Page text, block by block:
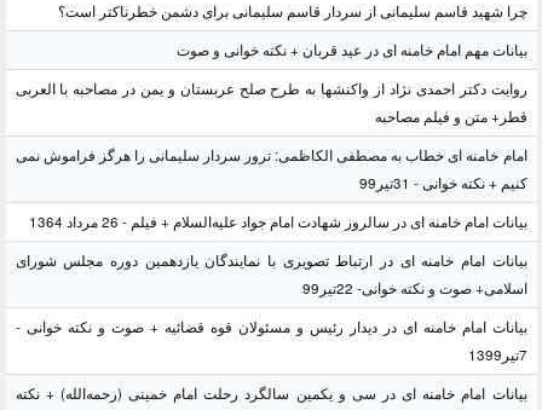
چرا شهید قاسم سلیمانی از سردار قاسم سلیمانی برای دشمن خطرناکتر است؟
بیانات مهم امام خامنه ای در عید قربان + نکته خوانی و صوت
روایت دکتر احمدی نژاد از واکنشها به طرح صلح عربستان و یمن در مصاحبه با العربی
قطر+ متن و فیلم مصاحبه
امام خامنه ای خطاب به مصطفی الکاظمی: ترور سردار سلیمانی را هرگز فراموش نمی
کنیم + نکته خوانی - 31تیر99
بیانات امام خامنه ای در سالروز شهادت امام جواد علیه‌السلام + فیلم - 26 مرداد 1364
بیانات امام خامنه ای در ارتباط تصویری با نمایندگان یازدهمین دوره مجلس شورای
اسلامی+ صوت و نکته خوانی- 22تیر99
بیانات امام خامنه ای در دیدار رئیس و مسئولان قوه قضائیه + صوت و نکته خوانی -
7تیر1399
بیانات امام خامنه ای در سی و یکمین سالگرد رحلت امام خمینی (رحمه‌الله) + نکته